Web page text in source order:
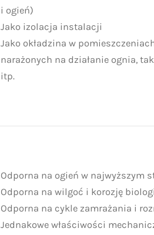
i ogień)
Jako izolacja instalacji
Jako okładzina w
narażonych na działanie ognia,
itp.
Odporna na ogień w najwyższym
Odporna na wilgoć i korozję
Odporna na cykle zamrażania i
Jednakowe właściwości